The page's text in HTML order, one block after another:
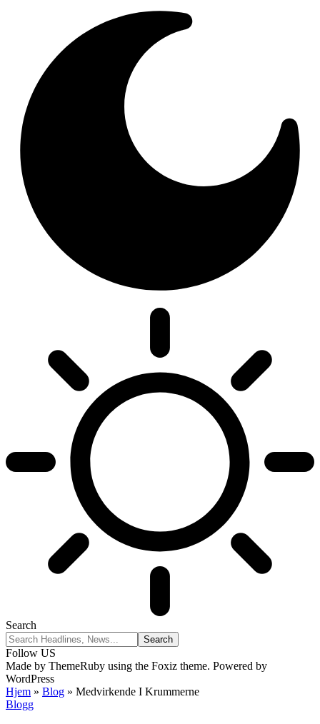
Search
Follow US
Made by ThemeRuby using the Foxiz theme. Powered by
WordPress
Hjem » Blog » Medvirkende I Krummerne
Blogg